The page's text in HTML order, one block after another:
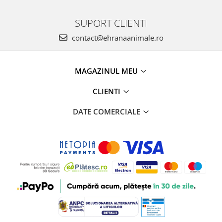
SUPORT CLIENTI
contact@ehranaanimale.ro
MAGAZINUL MEU
CLIENTI
DATE COMERCIALE